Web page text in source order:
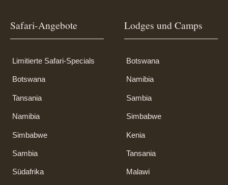
Safari-Angebote
Limitierte Safari-Specials
Botswana
Tansania
Namibia
Simbabwe
Sambia
Südafrika
Lodges und Camps
Botswana
Namibia
Sambia
Simbabwe
Kenia
Tansania
Malawi